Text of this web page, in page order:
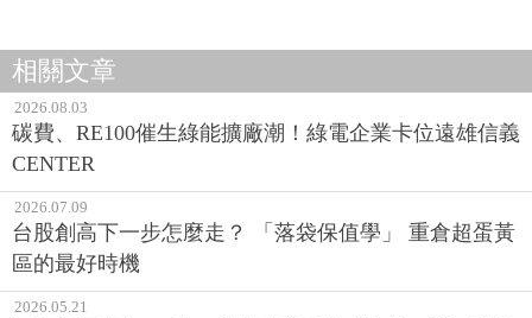
相關文章
2026.08.03
碳費、RE100催生綠能擴廠潮！綠電企業卡位遠雄信義
CENTER
2026.07.09
台股創高下一步怎麼走？ 「落袋保值學」 重倉超蛋黃
區的最好時機
2026.05.21